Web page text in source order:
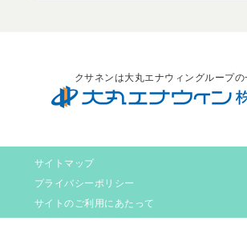
クサネンは大丸エナウィングループ
サイトマップ
プライバシーポリシー
サイトのご利用にあたって